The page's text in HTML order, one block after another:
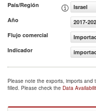
País/Región
Israel
Año
2017-
Flujo comercial
Indicador
Please note the exports, imports
filled. Please check the Data